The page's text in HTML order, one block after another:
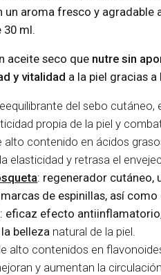
aroma fresco y agradable
ml.
aceite seco que nutre sin
y vitalidad a la piel gracias
del sebo cutáneo,
propia de la piel y
alto contenido en ácidos
elasticidad y retrasa el
: regenerador cutáneo,
de espinillas, así
: eficaz efecto
belleza natural de la piel.
alto contenidos en
y aumentan la